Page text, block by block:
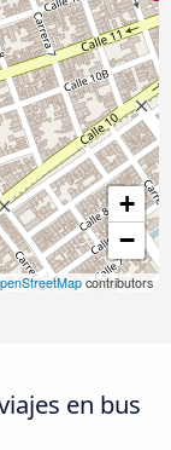
+
−
contributors
en bus